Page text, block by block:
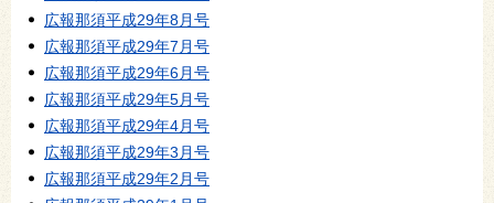
広報那須平成29年8月号
広報那須平成29年7月号
広報那須平成29年6月号
広報那須平成29年5月号
広報那須平成29年4月号
広報那須平成29年3月号
広報那須平成29年2月号